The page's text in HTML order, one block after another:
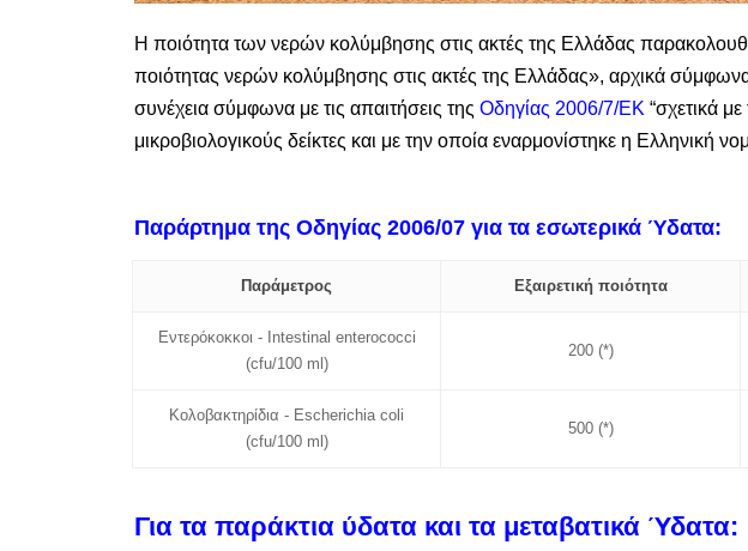
Η ποιότητα των νερών κολύμβησης στις ακτές της Ελλάδας
ποιότητας νερών κολύμβησης στις ακτές της Ελλάδας», αρχικά
συνέχεια σύμφωνα με τις απαιτήσεις της Οδηγίας 2006/7/ΕΚ “σχετικά
μικροβιολογικούς δείκτες και με την οποία εναρμονίστηκε η Ελληνική
Παράρτημα της Οδηγίας 2006/07 για τα εσωτερικά Ύδατα:
Παράμετρος Εξαιρετική ποιότητα
Εντερόκοκκοι - Intestinal enterococci
(cfu/100 ml)
200 (*)
Κολοβακτηρίδια - Escherichia coli
(cfu/100 ml)
500 (*)
Για τα παράκτια ύδατα και τα μεταβατικά Ύδατα: